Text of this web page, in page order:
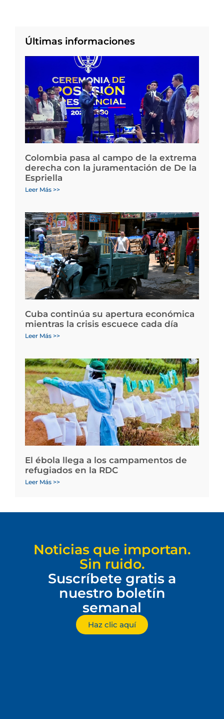
Últimas informaciones
Colombia pasa al campo de la extrema
derecha con la juramentación de De la
Espriella
Leer Más >>
Cuba continúa su apertura económica
mientras la crisis escuece cada día
Leer Más >>
El ébola llega a los campamentos de
refugiados en la RDC
Leer Más >>
Noticias que importan.
Sin ruido.
Suscríbete gratis a
nuestro boletín
semanal
Haz clic aquí